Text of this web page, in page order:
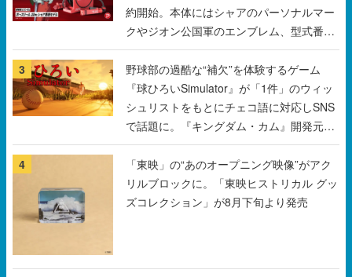
3
野球部の過酷な“補欠”を体験するゲーム
『球ひろいSimulator』が「1件」のウィッ
シュリストをもとにチェコ語に対応しSNS
で話題に。『キングダム・カム』開発元や
チェコのプロ野球選手から称賛の声
4
「東映」の“あのオープニング映像”がアク
リルブロックに。「東映ヒストリカル グッ
ズコレクション」が8月下旬より発売
『Breathedge』が無料で配布中。入手でき